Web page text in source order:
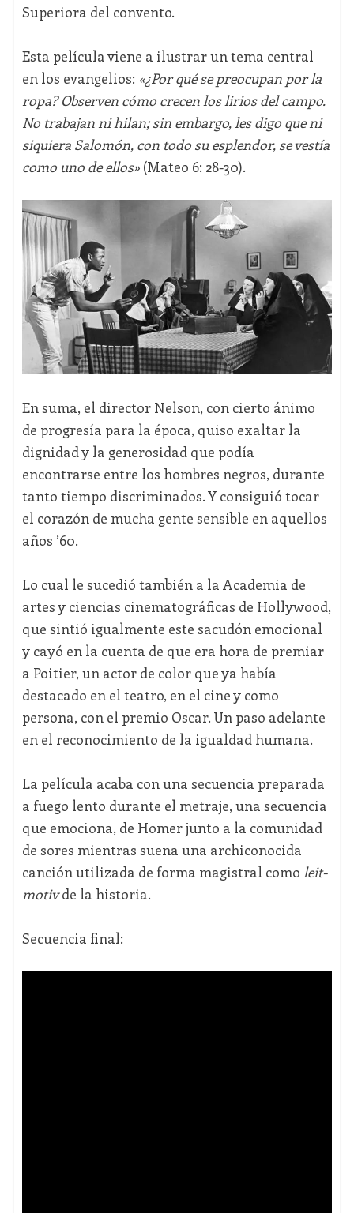
Superiora del convento.
Esta película viene a ilustrar un tema central
en los evangelios: «¿Por qué se preocupan por la
ropa? Observen cómo crecen los lirios del campo.
No trabajan ni hilan; sin embargo, les digo que ni
siquiera Salomón, con todo su esplendor, se vestía
como uno de ellos» (Mateo 6: 28-30).
En suma, el director Nelson, con cierto ánimo
de progresía para la época, quiso exaltar la
dignidad y la generosidad que podía
encontrarse entre los hombres negros, durante
tanto tiempo discriminados. Y consiguió tocar
el corazón de mucha gente sensible en aquellos
años ’60.
Lo cual le sucedió también a la Academia de
artes y ciencias cinematográficas de Hollywood,
que sintió igualmente este sacudón emocional
y cayó en la cuenta de que era hora de premiar
a Poitier, un actor de color que ya había
destacado en el teatro, en el cine y como
persona, con el premio Oscar. Un paso adelante
en el reconocimiento de la igualdad humana.
La película acaba con una secuencia preparada
a fuego lento durante el metraje, una secuencia
que emociona, de Homer junto a la comunidad
de sores mientras suena una archiconocida
canción utilizada de forma magistral como leit-
motivde la historia.
Secuencia final: